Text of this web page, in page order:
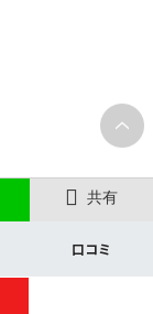
共有
口コミ